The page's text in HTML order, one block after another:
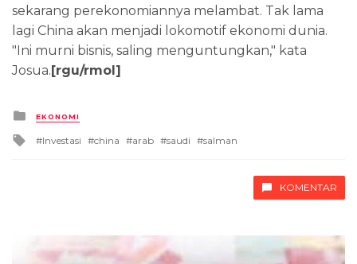
sekarang perekonomiannya melambat. Tak lama
lagi China akan menjadi lokomotif ekonomi dunia.
"Ini murni bisnis, saling menguntungkan," kata
Josua.[rgu/rmol]
Posted
in
EKONOMI
Tagged
Investasi china arab saudi salman
KOMENTAR